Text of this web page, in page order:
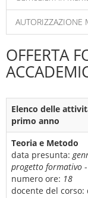
AUTORIZZAZIONE
OFFERTA
Elenco delle
primo anno
Teoria e Metodo
data presunta:
progetto formativo
numero ore: 18
docente del corso: